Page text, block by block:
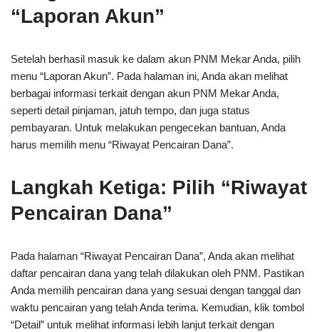
“Laporan Akun”
Setelah berhasil masuk ke dalam akun PNM Mekar Anda, pilih
menu “Laporan Akun”. Pada halaman ini, Anda akan melihat
berbagai informasi terkait dengan akun PNM Mekar Anda,
seperti detail pinjaman, jatuh tempo, dan juga status
pembayaran. Untuk melakukan pengecekan bantuan, Anda
harus memilih menu “Riwayat Pencairan Dana”.
Langkah Ketiga: Pilih “Riwayat
Pencairan Dana”
Pada halaman “Riwayat Pencairan Dana”, Anda akan melihat
daftar pencairan dana yang telah dilakukan oleh PNM. Pastikan
Anda memilih pencairan dana yang sesuai dengan tanggal dan
waktu pencairan yang telah Anda terima. Kemudian, klik tombol
“Detail” untuk melihat informasi lebih lanjut terkait dengan